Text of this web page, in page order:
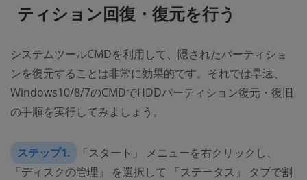
ティション回復・復元を行う
システムツールCMDを利用して、隠されたパーティショ
ンを復元することは非常に効果的です。それでは早速、
Windows10/8/7のCMDでHDDパーティション復元・復旧
の手順を実行してみましょう。
ステップ1.
「スタート」 メニューを右クリックし、
「ディスクの管理」 を選択して 「ステータス」 タブで割